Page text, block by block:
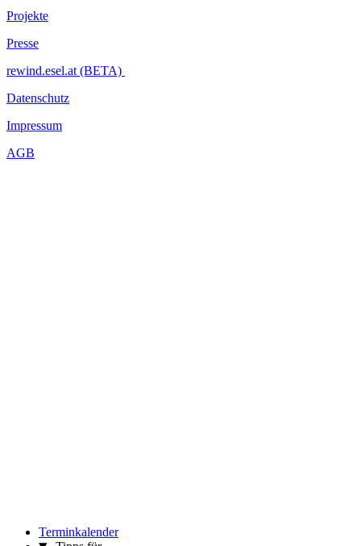
Projekte
Presse
rewind.esel.at (BETA)
Datenschutz
Impressum
AGB
Terminkalender